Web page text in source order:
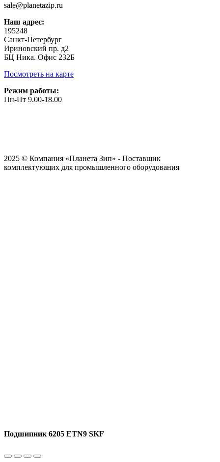
sale@planetazip.ru
Наш адрес:
195248
Санкт-Петербург
Ириновский пр. д2
БЦ Ника. Офис 232Б
Посмотреть на карте
Режим работы:
Пн-Пт 9.00-18.00
2025 © Компания «Планета Зип» - Поставщик
комплектующих для промышленного оборудования
Подшипник 6205 ETN9 SKF